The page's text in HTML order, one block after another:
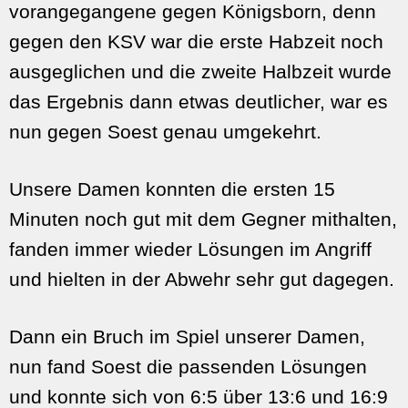
vorangegangene gegen Königsborn, denn
gegen den KSV war die erste Habzeit noch
ausgeglichen und die zweite Halbzeit wurde
das Ergebnis dann etwas deutlicher, war es
nun gegen Soest genau umgekehrt.
Unsere Damen konnten die ersten 15
Minuten noch gut mit dem Gegner mithalten,
fanden immer wieder Lösungen im Angriff
und hielten in der Abwehr sehr gut dagegen.
Dann ein Bruch im Spiel unserer Damen,
nun fand Soest die passenden Lösungen
und konnte sich von 6:5 über 13:6 und 16:9